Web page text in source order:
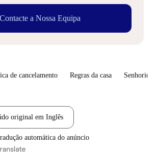
Contacte a Nossa Equipa
de cancelamento Regras da casa Senhorio
original em Inglês
automática do anúncio